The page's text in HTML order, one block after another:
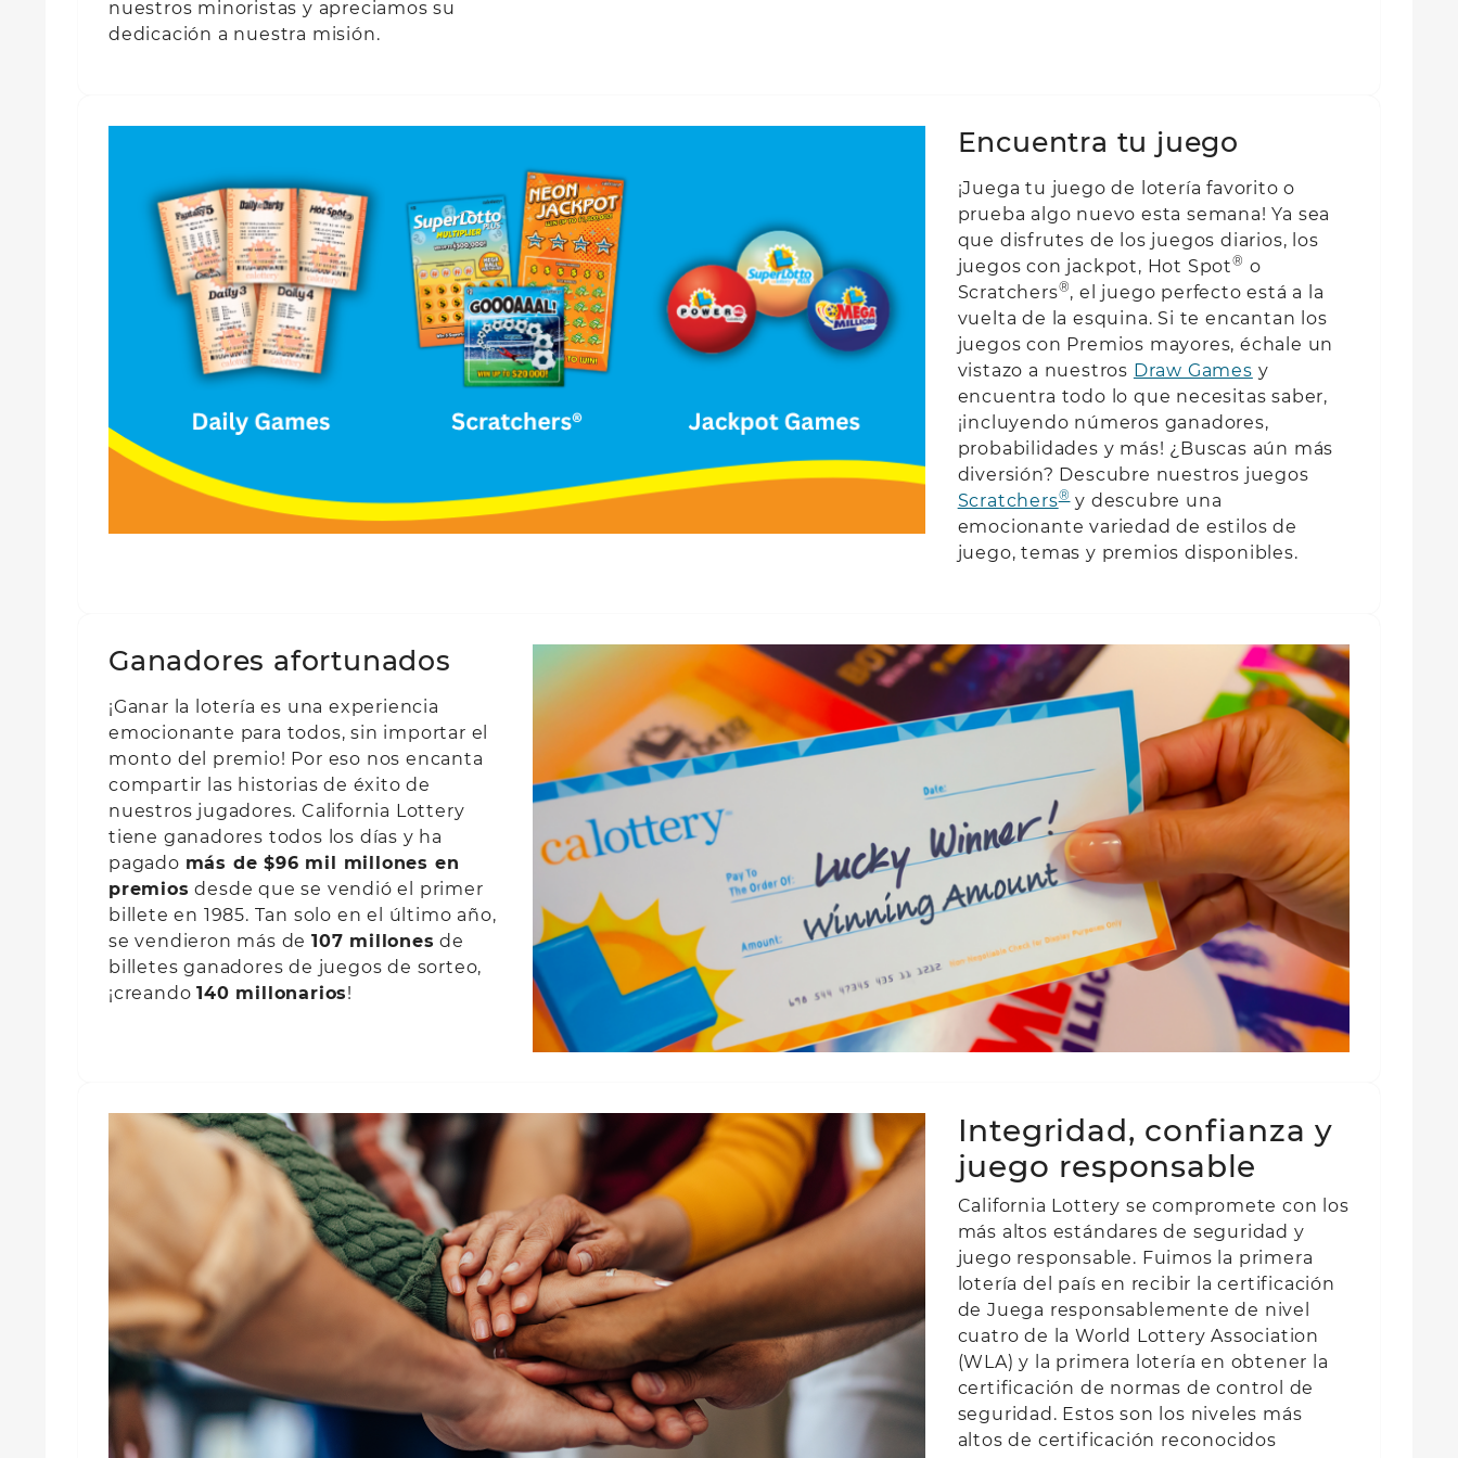
nuestros minoristas y apreciamos su
dedicación a nuestra misión.
Encuentra tu juego
¡Juega tu juego de lotería favorito o
prueba algo nuevo esta semana! Ya sea
que disfrutes de los juegos diarios, los
juegos con jackpot, Hot Spot® o
Scratchers®, el juego perfecto está a la
vuelta de la esquina. Si te encantan los
juegos con Premios mayores, échale un
vistazo a nuestros Draw Games y
encuentra todo lo que necesitas saber,
¡incluyendo números ganadores,
probabilidades y más! ¿Buscas aún más
diversión? Descubre nuestros juegos
Scratchers®y descubre una
emocionante variedad de estilos de
juego, temas y premios disponibles.
Ganadores afortunados
¡Ganar la lotería es una experiencia
emocionante para todos, sin importar el
monto del premio! Por eso nos encanta
compartir las historias de éxito de
nuestros jugadores. California Lottery
tiene ganadores todos los días y ha
pagado más de $96 mil millones en
premios desde que se vendió el primer
billete en 1985. Tan solo en el último año,
se vendieron más de107 millones de
billetes ganadores de juegos de sorteo,
¡creando140 millonarios!
Integridad, confianza y
juego responsable
California Lottery se compromete con los
más altos estándares de seguridad y
juego responsable. Fuimos la primera
lotería del país en recibir la certificación
de Juega responsablemente de nivel
cuatro de la World Lottery Association
(WLA) y la primera lotería en obtener la
certificación de normas de control de
seguridad. Estos son los niveles más
altos de certificación reconocidos